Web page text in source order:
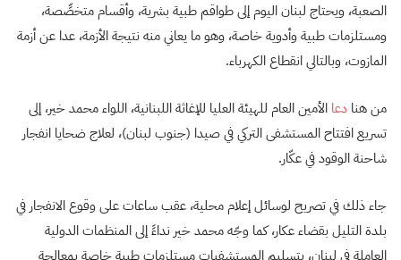
الصعبة، ويحتاج لبنان اليوم إلى طواقم طبية بشرية، وأقسام متخصِّصة،
ومستلزمات طبية وأدوية خاصة، وهو ما يعاني منه نتيجة الأزمة، عدا عن أزمة
المازوت، وبالتالي انقطاع الكهرباء.
من هنا دعا الأمين العام للهيئة العليا للإغاثة اللبنانية، اللواء محمد خير، إلى
تسريع افتتاح المستشفى التركي في صيدا (جنوب لبنان)، لعلاج ضحايا انفجار
شاحنة الوقود في عكّار.
جاء ذلك في تصريح لوسائل إعلام محلية، عقب ساعات على وقوع الانفجار في
بلدة التليل بقضاء عكار، كما وجّه محمد خير نداءً إلى المنظمات الدولية
العاملة في لبنان، بتسليم المستشفيات مستلزمات طبية خاصة بمعالجة